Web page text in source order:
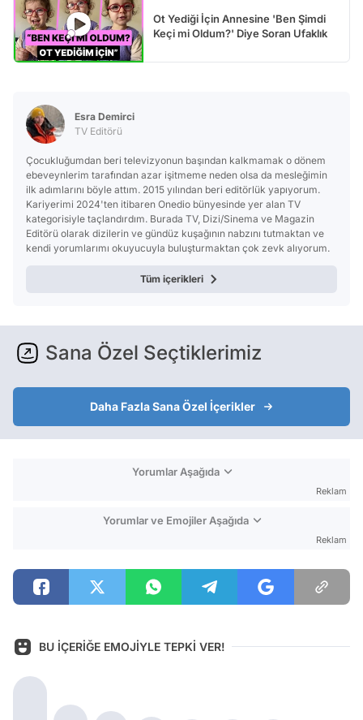
Ot Yediği İçin Annesine 'Ben Şimdi
Keçi mi Oldum?' Diye Soran Ufaklık
Esra Demirci
TV Editörü
Çocukluğumdan beri televizyonun başından kalkmamak o dönem
ebeveynlerim tarafından azar işitmeme neden olsa da mesleğimin
ilk adımlarını böyle attım. 2015 yılından beri editörlük yapıyorum.
Kariyerimi 2024'ten itibaren Onedio bünyesinde yer alan TV
kategorisiyle taçlandırdım. Burada TV, Dizi/Sinema ve Magazin
Editörü olarak dizilerin ve gündüz kuşağının nabzını tutmaktan ve
kendi yorumlarımı okuyucuyla buluşturmaktan çok zevk alıyorum.
Tüm içerikleri
Sana Özel Seçtiklerimiz
Daha Fazla Sana Özel İçerikler
Yorumlar Aşağıda
Reklam
Yorumlar ve Emojiler Aşağıda
Reklam
BU İÇERİĞE EMOJİYLE TEPKİ VER!